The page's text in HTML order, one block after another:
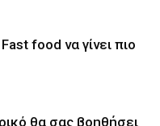
food να γίνει πιο
θα σας βοηθήσει